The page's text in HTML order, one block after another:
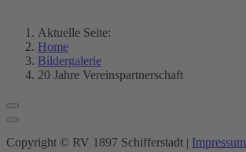
Aktuelle Seite:
Home
Bildergalerie
20 Jahre Vereinspartnerschaft
Copyright © RV 1897 Schifferstadt | Impressum